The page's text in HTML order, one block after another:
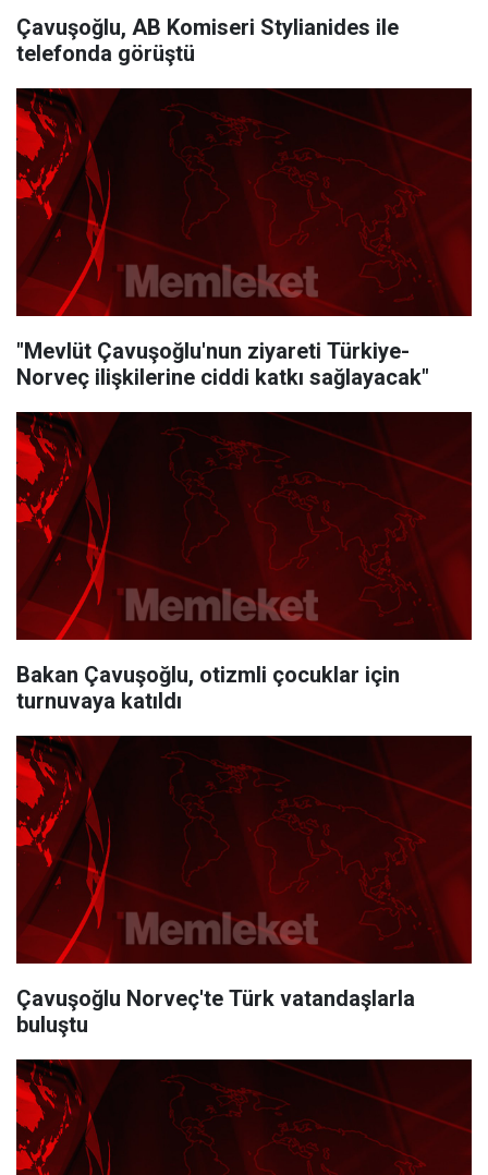
Çavuşoğlu, AB Komiseri Stylianides ile
telefonda görüştü
"Mevlüt Çavuşoğlu'nun ziyareti Türkiye-
Norveç ilişkilerine ciddi katkı sağlayacak"
Bakan Çavuşoğlu, otizmli çocuklar için
turnuvaya katıldı
Çavuşoğlu Norveç'te Türk vatandaşlarla
buluştu